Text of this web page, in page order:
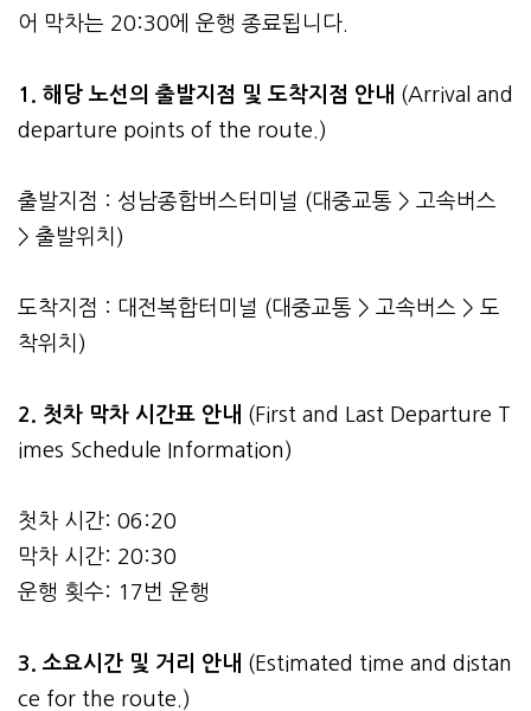
어 막차는 20:30에 운행 종료됩니다.
1. 해당 노선의 출발지점 및 도착지점 안내 (Arrival and
departure points of the route.)
출발지점 : 성남종합버스터미널 (대중교통 > 고속버스
> 출발위치)
도착지점 : 대전복합터미널 (대중교통 > 고속버스 > 도
착위치)
2. 첫차 막차 시간표 안내 (First and Last Departure T
imes Schedule Information)
첫차 시간: 06:20
막차 시간: 20:30
운행 횟수: 17번 운행
3. 소요시간 및 거리 안내 (Estimated time and distan
ce for the route.)